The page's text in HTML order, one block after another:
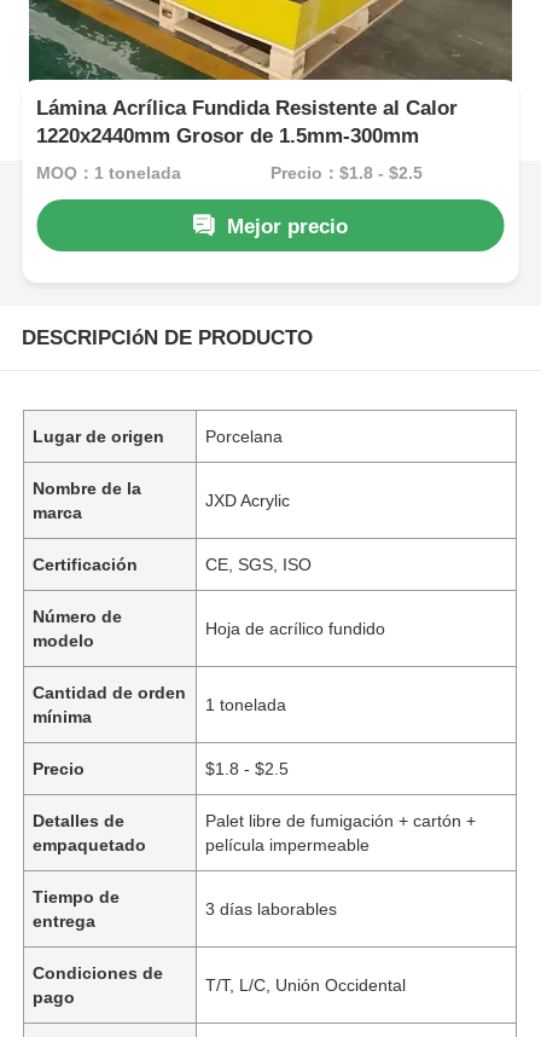
Lámina Acrílica Fundida Resistente al Calor
1220x2440mm Grosor de 1.5mm-300mm
MOQ：1 tonelada Precio：$1.8 - $2.5
Mejor precio
DESCRIPCIóN DE PRODUCTO
Lugar de origen Porcelana
Nombre de la
marca
JXD Acrylic
Certificación CE, SGS, ISO
Número de
modelo
Hoja de acrílico fundido
Cantidad de orden
mínima
1 tonelada
Precio $1.8 - $2.5
Detalles de
empaquetado
Palet libre de fumigación + cartón +
película impermeable
Tiempo de
entrega
3 días laborables
Condiciones de
pago
T/T, L/C, Unión Occidental